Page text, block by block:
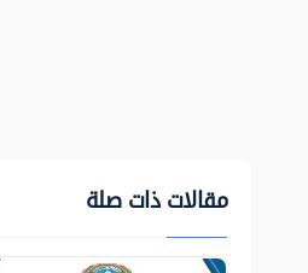
مقالات ذات صلة